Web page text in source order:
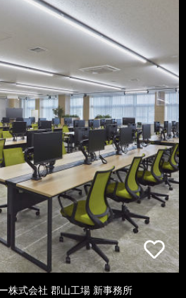
株式会社 郡山工場 新事務所